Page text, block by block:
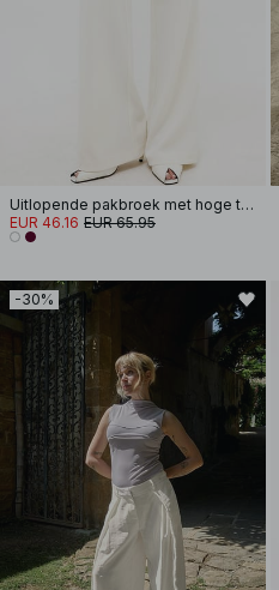
Uitlopende pakbroek met hoge taille
EUR 46.16 EUR 65.95
-30%